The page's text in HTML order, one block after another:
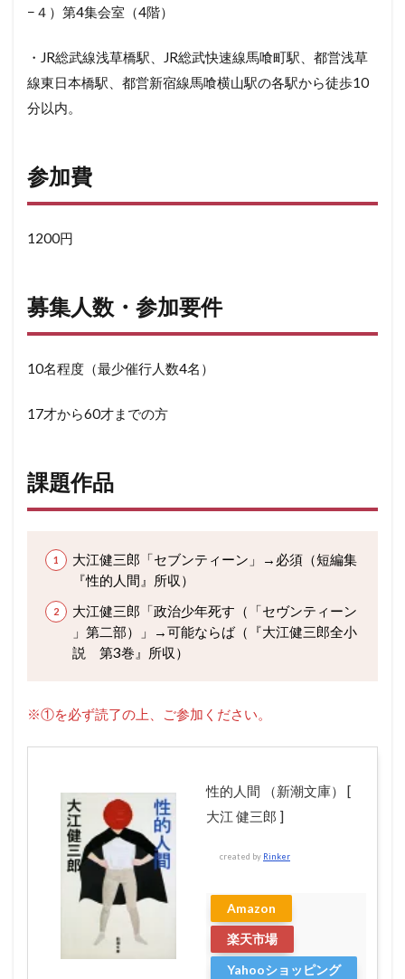
−４）第4集会室（4階）
・JR総武線浅草橋駅、JR総武快速線馬喰町駅、都営浅草
線東日本橋駅、都営新宿線馬喰横山駅の各駅から徒歩10
分以内。
参加費
1200円
募集人数・参加要件
10名程度（最少催行人数4名）
17才から60才までの方
課題作品
大江健三郎「セブンティーン」→必須（短編集
『性的人間』所収）
大江健三郎「政治少年死す（「セヴンティーン
」第二部）」→可能ならば（『大江健三郎全小
説 第3巻』所収）
※①を必ず読了の上、ご参加ください。
性的人間 （新潮文庫） [
大江 健三郎 ]
created by Rinker
Amazon
楽天市場
Yahooショッピング